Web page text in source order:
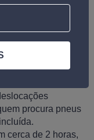
contactar-nos
diretamente a
oficina auto.
procura pneus
cerca de 2 horas,